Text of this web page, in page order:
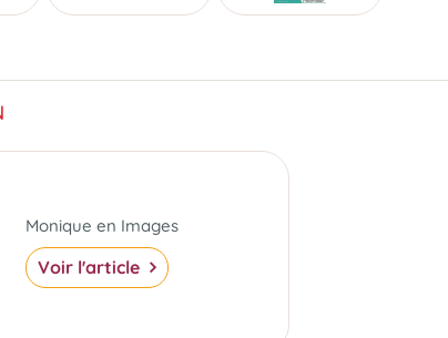
Monique en Images
Voir l'article